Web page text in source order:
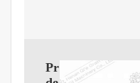
Producción